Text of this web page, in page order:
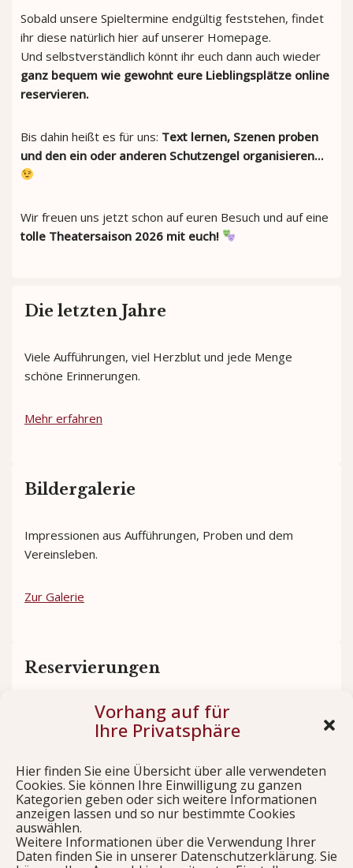
Vorhang auf für
Ihre Privatsphäre
Hier finden Sie eine Übersicht über alle verwendeten
Cookies. Sie können Ihre Einwilligung zu ganzen
Kategorien geben oder sich weitere Informationen
anzeigen lassen und so nur bestimmte Cookies
auswählen.
Weitere Informationen über die Verwendung Ihrer
Daten finden Sie in unserer Datenschutzerklärung. Sie
Sobald unsere Spieltermine endgültig feststehen, findet
ihr diese natürlich hier auf unserer Homepage.
Und selbstverständlich könnt ihr euch dann auch wieder
ganz bequem wie gewohnt eure Lieblingsplätze online
reservieren.
Bis dahin heißt es für uns: Text lernen, Szenen proben
und den ein oder anderen Schutzengel organisieren…
Wir freuen uns jetzt schon auf euren Besuch und auf eine
tolle Theatersaison 2026 mit euch!
Die letzten Jahre
Viele Aufführungen, viel Herzblut und jede Menge
schöne Erinnerungen.
Mehr erfahren
Bildergalerie
Impressionen aus Aufführungen, Proben und dem
Vereinsleben.
Zur Galerie
Reservierungen
Sichern Sie sich rechtzeitig Ihre Plätze für unsere
Jetzt reservieren
Links